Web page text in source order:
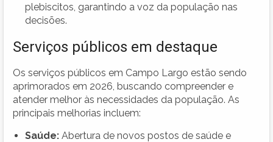
plebiscitos, garantindo a voz da população nas
decisões.
Serviços públicos em destaque
Os serviços públicos em Campo Largo estão sendo
aprimorados em 2026, buscando compreender e
atender melhor às necessidades da população. As
principais melhorias incluem:
Saúde: Abertura de novos postos de saúde e